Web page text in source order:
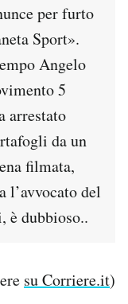
per furto
Sport».
Angelo
5
arrestato
da un
filmata,
l’avvocato del
dubbioso..
su Corriere.it)